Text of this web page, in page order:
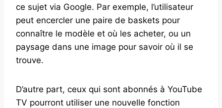
ce sujet via Google. Par exemple, l’utilisateur
peut encercler une paire de baskets pour
connaître le modèle et où les acheter, ou un
paysage dans une image pour savoir où il se
trouve.
D’autre part, ceux qui sont abonnés à YouTube
TV pourront utiliser une nouvelle fonction